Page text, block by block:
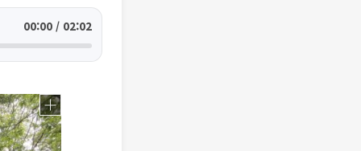
00:00 / 02:02